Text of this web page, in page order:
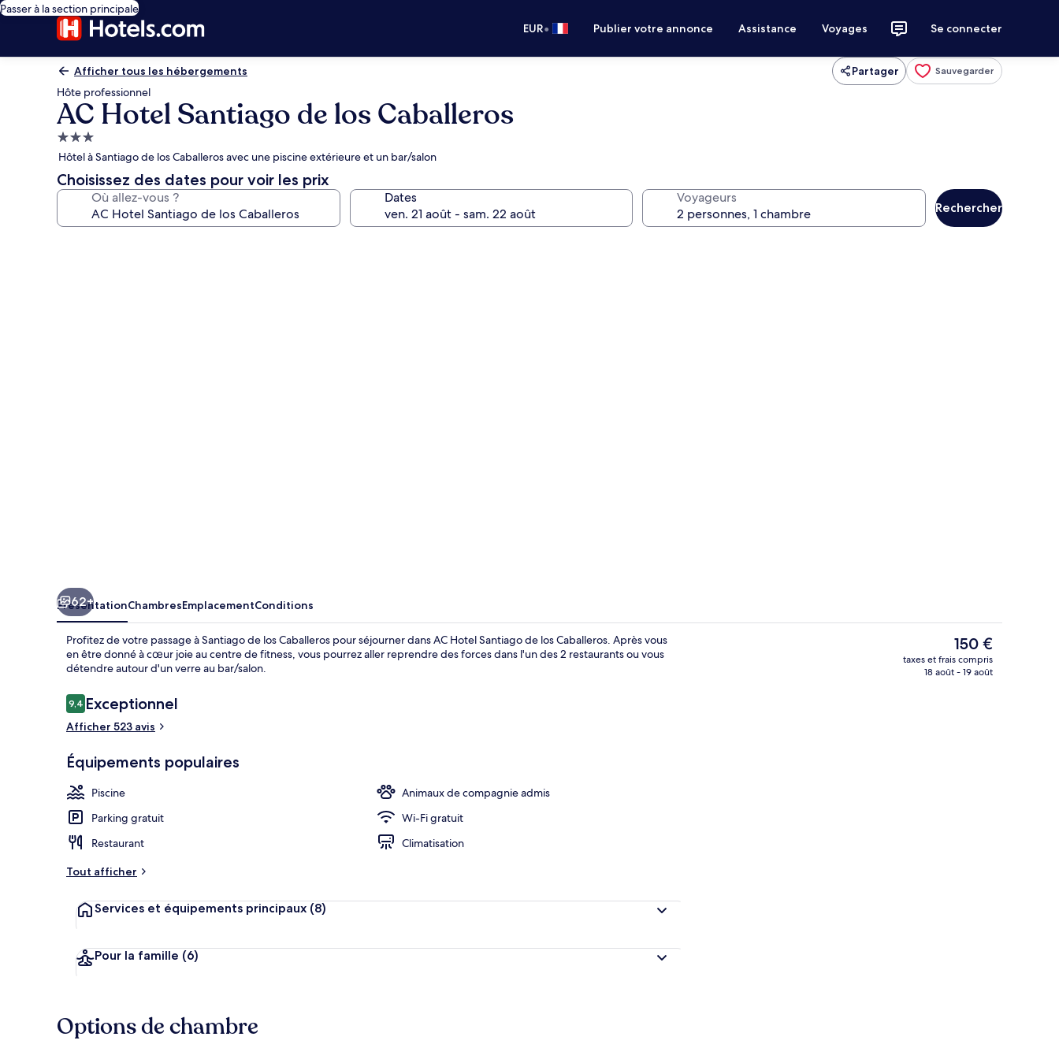
Passer à la section principale
EUR• Publier votre annonce Assistance Voyages Se connecter
Afficher tous les hébergements Partager Sauvegarder
Hôte professionnel
AC Hotel Santiago de los Caballeros
Hébergement
3.0 étoiles
Hôtel à Santiago de los Caballeros avec une piscine extérieure et un bar/salon
Choisissez des dates pour voir les prix
Où allez-vous ? Dates Voyageurs
Rechercher
62+
PrésentationChambresEmplacementConditions
Profitez de votre passage à Santiago de los Caballeros pour séjourner dans AC Hotel Santiago de los Caballeros. Après vous
en être donné à cœur joie au centre de fitness, vous pourrez aller reprendre des forces dans l'un des 2 restaurants ou vous
détendre autour d'un verre au bar/salon.
Avis
voyageurs
9,49,4 sur 10
Exceptionnel
Afficher 523 avis
Équipements populaires
Piscine
Animaux de compagnie admis
Parking gratuit
Wi-Fi gratuit
Restaurant
Climatisation
Tout afficher
Services et équipements principaux (8)
Pour la famille (6)
Le
prix
actuel
150 €
taxes et frais compris
18 août - 19 août
Options de chambre